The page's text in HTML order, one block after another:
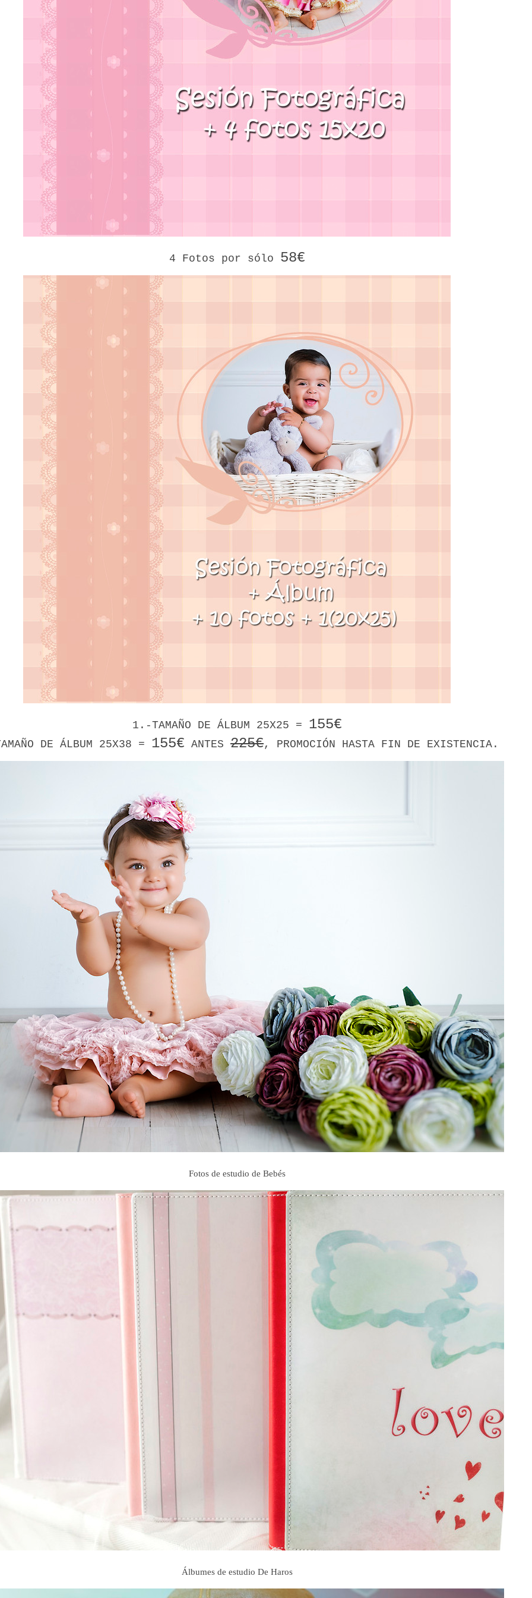
4 Fotos por sólo 58€
1.-TAMAÑO DE ÁLBUM 25X25 = 155€
DE ÁLBUM 25X38 = 155€ ANTES 225€, PROMOCIÓN HASTA FIN DE EXISTENCIA.
Fotos de estudio de Bebés
Álbumes de estudio De Haros